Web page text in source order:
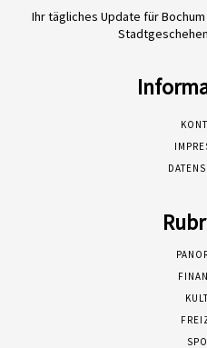
Ihr tägliches Update für